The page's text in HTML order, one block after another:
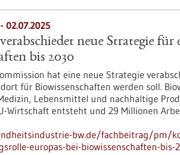
02.07.2025
neue Strategie
bis 2030
hat eine neue Strategie
für Biowissenschaften werden soll.
Lebensmittel und nachhaltige
Wirtschaft entsteht und 29 Millionen
bw.de/fachbeitrag/pm/
europas-bei-biowissenschaften-bis-